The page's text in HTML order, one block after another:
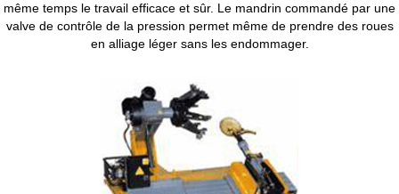
même temps le travail efficace et sûr. Le mandrin commandé par une
valve de contrôle de la pression permet même de prendre des roues
en alliage léger sans les endommager.